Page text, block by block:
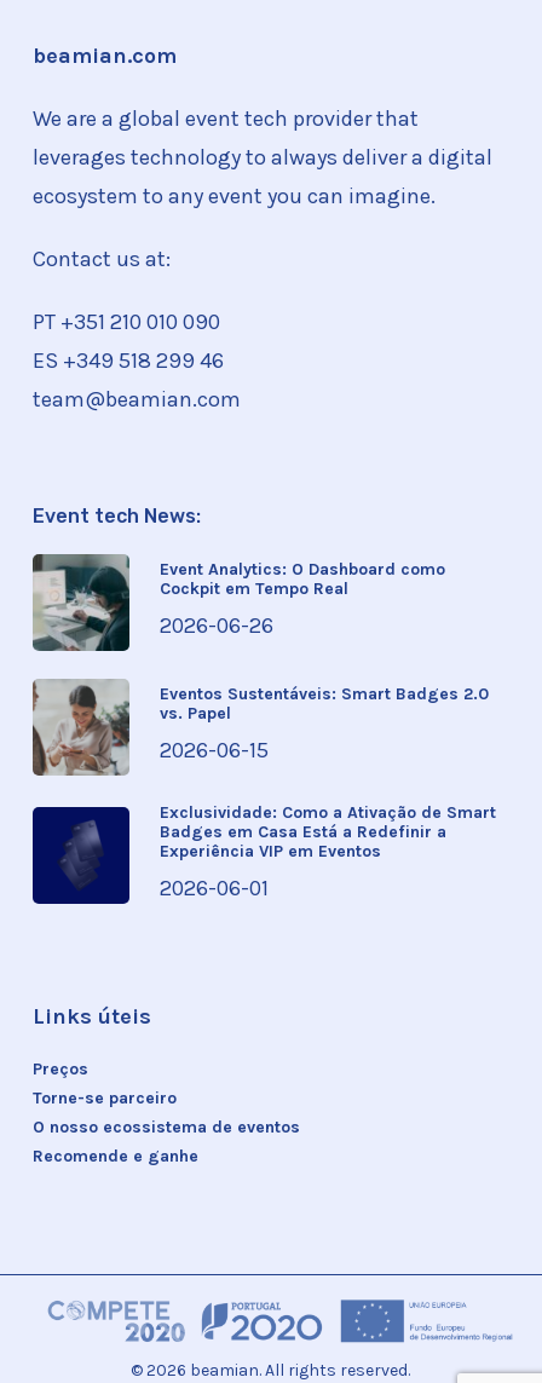
beamian.com
We are a global event tech provider that
leverages technology to always deliver a digital
ecosystem to any event you can imagine.
Contact us at:
PT +351 210 010 090
ES +349 518 299 46
team@beamian.com
Event tech News:
Event Analytics: O Dashboard como
Cockpit em Tempo Real
2026-06-26
Eventos Sustentáveis: Smart Badges 2.0
vs. Papel
2026-06-15
Exclusividade: Como a Ativação de Smart
Badges em Casa Está a Redefinir a
Experiência VIP em Eventos
2026-06-01
Links úteis
Preços
Torne-se parceiro
O nosso ecossistema de eventos
Recomende e ganhe
© 2026 beamian. All rights reserved.